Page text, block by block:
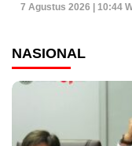
7 Agustus 2026 | 10:44
NASIONAL